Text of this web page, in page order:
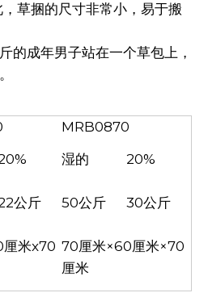
草捆的尺寸非常小，易于搬
的成年男子站在一个草包上，
MRB0870
湿的 20%
公斤 50公斤 30公斤
米x70 70厘米×60厘米×70
厘米